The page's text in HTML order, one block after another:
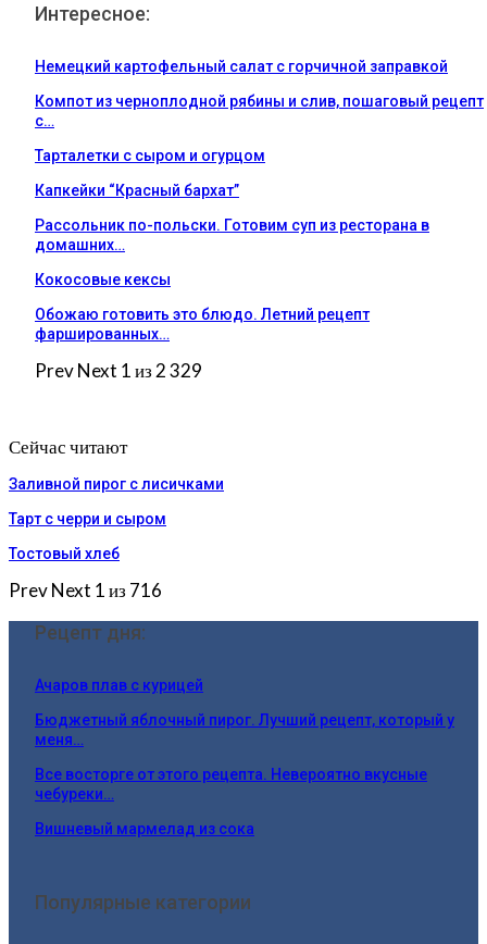
Интересное:
Немецкий картофельный салат с горчичной заправкой
Компот из черноплодной рябины и слив, пошаговый рецепт
с…
Тарталетки с сыром и огурцом
Капкейки “Красный бархат”
Рассольник по-польски. Готовим суп из ресторана в
домашних…
Кокосовые кексы
Обожаю готовить это блюдо. Летний рецепт
фаршированных…
PrevNext 1 из 2 329
Сейчас читают
Заливной пирог с лисичками
Тарт с черри и сыром
Тостовый хлеб
PrevNext 1 из 716
Рецепт дня:
Ачаров плав с курицей
Бюджетный яблочный пирог. Лучший рецепт, который у
меня…
Все восторге от этого рецепта. Невероятно вкусные
чебуреки…
Вишневый мармелад из сока
Популярные категории